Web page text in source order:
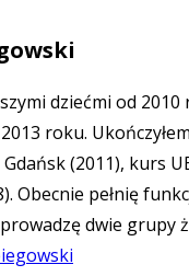
dziećmi od
2013 roku.
(2011), kurs
Obecnie pełnię
dwie grupy